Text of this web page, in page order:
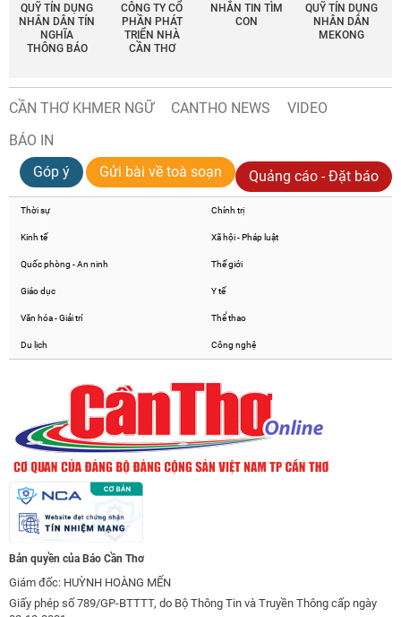
QUỸ TÍN DỤNG
NHÂN DÂN TÍN
NGHĨA
THÔNG BÁO
CÔNG TY CỔ
PHẦN PHÁT
TRIỂN NHÀ
CẦN THƠ
NHẮN TIN TÌM
CON
QUỸ TÍN DỤNG
NHÂN DÂN
MEKONG
CẦN THƠ KHMER NGỮ CANTHO NEWS
VIDEO
BÁO IN
Góp ý
Gửi bài về toà soạn Quảng cáo - Đặt báo
Thời sự Chính trị
Kinh tế Xã hội - Pháp luật
Quốc phòng - An ninh Thế giới
Giáo dục Y tế
Văn hóa - Giải trí Thể thao
Du lịch Công nghệ
Bản quyền của Báo Cần Thơ
Giám đốc: HUỲNH HOÀNG MẾN
Giấy phép số 789/GP-BTTTT, do Bộ Thông Tin và Truyền Thông cấp ngày